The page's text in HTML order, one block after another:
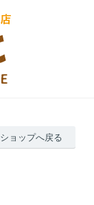
ショップへ戻る